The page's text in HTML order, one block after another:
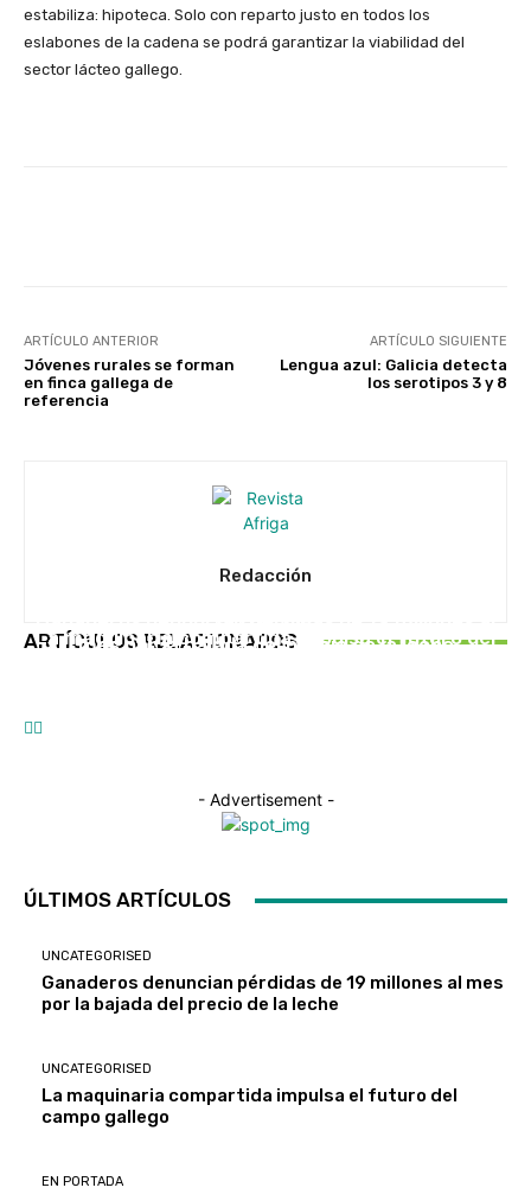
estabiliza: hipoteca. Solo con reparto justo en todos los
eslabones de la cadena se podrá garantizar la viabilidad del
sector lácteo gallego.
ARTÍCULO ANTERIOR
Jóvenes rurales se forman
en finca gallega de
referencia
ARTÍCULO SIGUIENTE
Lengua azul: Galicia detecta
los serotipos 3 y 8
Redacción
ARTÍCULOS RELACIONADOS
mes por la bajada del precio de la leche
La maquinaria compartida impulsa el futuro del
Caixa Rural Galega impulsa Saberes do Monte
- Advertisement -
ÚLTIMOS ARTÍCULOS
UNCATEGORISED
Ganaderos denuncian pérdidas de 19 millones al mes
por la bajada del precio de la leche
UNCATEGORISED
La maquinaria compartida impulsa el futuro del
campo gallego
EN PORTADA